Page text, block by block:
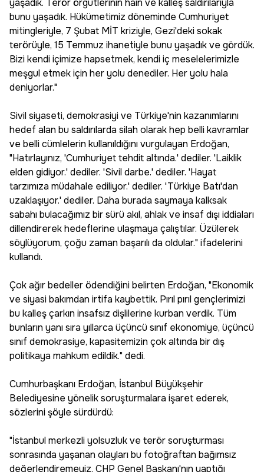
yaşadık. Terör örgütlerinin hain ve kalleş saldırılarıyla
bunu yaşadık. Hükümetimiz döneminde Cumhuriyet
mitingleriyle, 7 Şubat MİT kriziyle, Gezi'deki sokak
terörüyle, 15 Temmuz ihanetiyle bunu yaşadık ve gördük.
Bizi kendi içimize hapsetmek, kendi iç meselelerimizle
meşgul etmek için her yolu denediler. Her yolu hala
deniyorlar."
Sivil siyaseti, demokrasiyi ve Türkiye'nin kazanımlarını
hedef alan bu saldırılarda silah olarak hep belli kavramlar
ve belli cümlelerin kullanıldığını vurgulayan Erdoğan,
"Hatırlayınız, 'Cumhuriyet tehdit altında.' dediler. 'Laiklik
elden gidiyor.' dediler. 'Sivil darbe.' dediler. 'Hayat
tarzımıza müdahale ediliyor.' dediler. 'Türkiye Batı'dan
uzaklaşıyor.' dediler. Daha burada saymaya kalksak
sabahı bulacağımız bir sürü akıl, ahlak ve insaf dışı iddiaları
dillendirerek hedeflerine ulaşmaya çalıştılar. Üzülerek
söylüyorum, çoğu zaman başarılı da oldular." ifadelerini
kullandı.
Çok ağır bedeller ödendiğini belirten Erdoğan, "Ekonomik
ve siyasi bakımdan irtifa kaybettik. Pırıl pırıl gençlerimizi
bu kalleş çarkın insafsız dişlilerine kurban verdik. Tüm
bunların yanı sıra yıllarca üçüncü sınıf ekonomiye, üçüncü
sınıf demokrasiye, kapasitemizin çok altında bir dış
politikaya mahkum edildik." dedi.
Cumhurbaşkanı Erdoğan, İstanbul Büyükşehir
Belediyesine yönelik soruşturmalara işaret ederek,
sözlerini şöyle sürdürdü:
"İstanbul merkezli yolsuzluk ve terör soruşturması
sonrasında yaşanan olayları bu fotoğraftan bağımsız
değerlendiremeyiz. CHP Genel Başkanı'nın yaptığı